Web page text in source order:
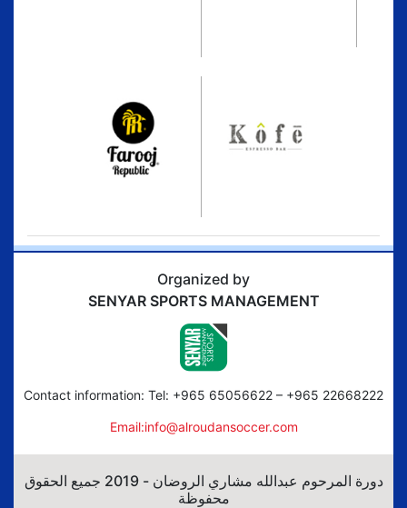
Organized by
SENYAR SPORTS MANAGEMENT
Contact information: Tel: +965 65056622 – +965 22668222
Email:info@alroudansoccer.com
دورة المرحوم عبدالله مشاري الروضان - 2019 جميع الحقوق
محفوظة